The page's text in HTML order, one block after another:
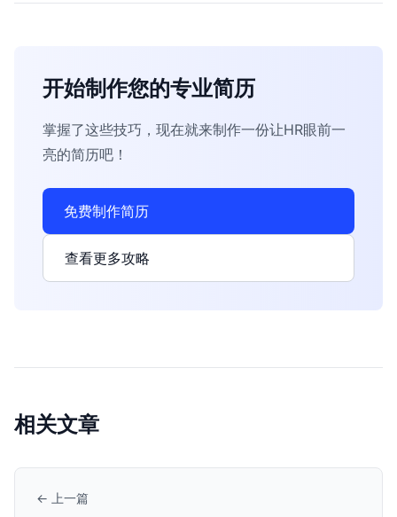
开始制作您的专业简历
掌握了这些技巧，现在就来制作一份让HR眼前一
亮的简历吧！
免费制作简历
查看更多攻略
相关文章
← 上一篇